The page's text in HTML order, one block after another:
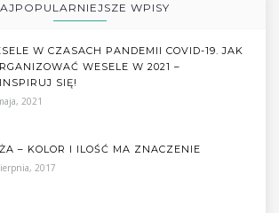
WPISY
W CZASACH PANDEMII COVID-19. JAK
WESELE W 2021 –
SIĘ!
2021
– KOLOR I ILOŚĆ MA ZNACZENIE
2017